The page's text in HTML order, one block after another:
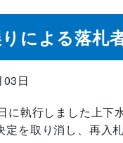
による落札
日
執行しました上下
定を取り消し、再入